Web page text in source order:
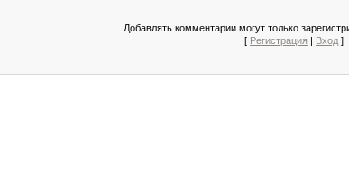
Добавлять комментарии могут только
[ Регистрация | Вход ]